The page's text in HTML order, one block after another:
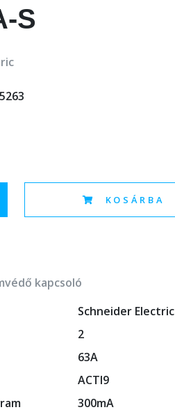
S
KOSÁRBA
kapcsoló
Schneider Electric
2
63A
ACTI9
300mA